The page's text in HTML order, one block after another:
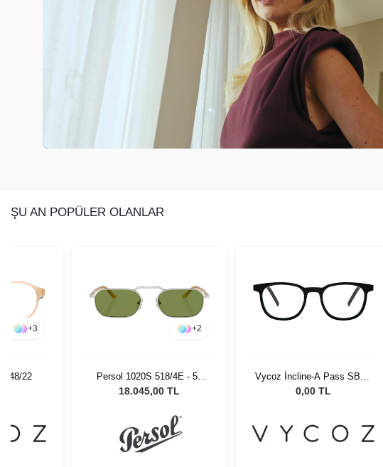
ŞU AN POPÜLER OLANLAR
+3
48/22
+2
Persol 1020S 518/4E - 57
Erkek Güneş Gözlüğü
18.045,00 TL
Vycoz İncline-A Pass SBLK
50-19
0,00 TL